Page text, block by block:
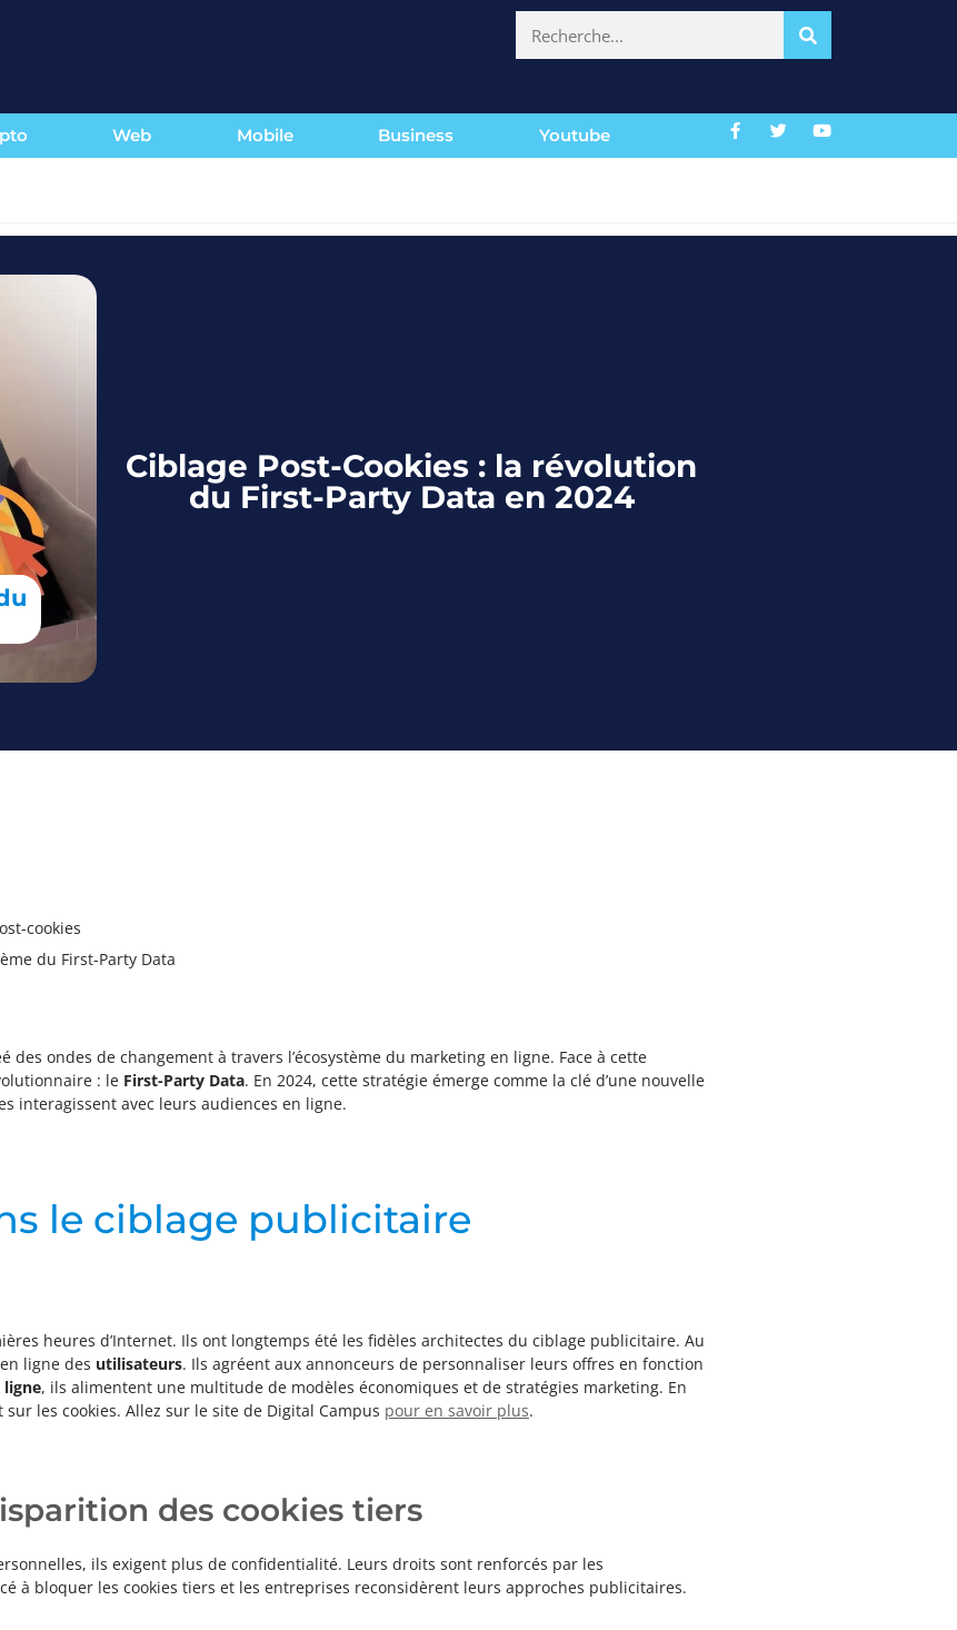
Web Mobile Business Youtube
Ciblage Post-Cookies : la révolution
du First-Party Data en 2024
cookies
du First-Party Data
des ondes de changement à travers l’écosystème du marketing en ligne. Face à cette
: le First-Party Data. En 2024, cette stratégie émerge comme la clé d’une nouvelle
interagissent avec leurs audiences en ligne.
le ciblage publicitaire
heures d’Internet. Ils ont longtemps été les fidèles architectes du ciblage publicitaire. Au
ligne des utilisateurs. Ils agréent aux annonceurs de personnaliser leurs offres en fonction
ligne, ils alimentent une multitude de modèles économiques et de stratégies marketing. En
les cookies. Allez sur le site de Digital Campus pour en savoir plus.
des cookies tiers
ils exigent plus de confidentialité. Leurs droits sont renforcés par les
à bloquer les cookies tiers et les entreprises reconsidèrent leurs approches publicitaires.